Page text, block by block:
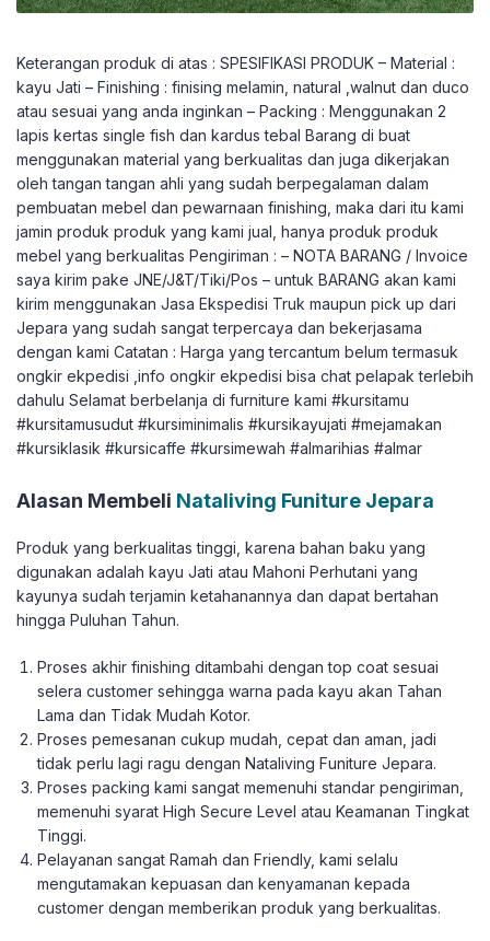
Keterangan produk di atas : SPESIFIKASI PRODUK – Material :
kayu Jati – Finishing : finising melamin, natural ,walnut dan duco
atau sesuai yang anda inginkan – Packing : Menggunakan 2
lapis kertas single fish dan kardus tebal Barang di buat
menggunakan material yang berkualitas dan juga dikerjakan
oleh tangan tangan ahli yang sudah berpegalaman dalam
pembuatan mebel dan pewarnaan finishing, maka dari itu kami
jamin produk produk yang kami jual, hanya produk produk
mebel yang berkualitas Pengiriman : – NOTA BARANG / Invoice
saya kirim pake JNE/J&T/Tiki/Pos – untuk BARANG akan kami
kirim menggunakan Jasa Ekspedisi Truk maupun pick up dari
Jepara yang sudah sangat terpercaya dan bekerjasama
dengan kami Catatan : Harga yang tercantum belum termasuk
ongkir ekpedisi ,info ongkir ekpedisi bisa chat pelapak terlebih
dahulu Selamat berbelanja di furniture kami #kursitamu
#kursitamusudut #kursiminimalis #kursikayujati #mejamakan
#kursiklasik #kursicaffe #kursimewah #almarihias #almar
Alasan Membeli Nataliving Funiture Jepara
Produk yang berkualitas tinggi, karena bahan baku yang
digunakan adalah kayu Jati atau Mahoni Perhutani yang
kayunya sudah terjamin ketahanannya dan dapat bertahan
hingga Puluhan Tahun.
Proses akhir finishing ditambahi dengan top coat sesuai
selera customer sehingga warna pada kayu akan Tahan
Lama dan Tidak Mudah Kotor.
Proses pemesanan cukup mudah, cepat dan aman, jadi
tidak perlu lagi ragu dengan Nataliving Funiture Jepara.
Proses packing kami sangat memenuhi standar pengiriman,
memenuhi syarat High Secure Level atau Keamanan Tingkat
Tinggi.
Pelayanan sangat Ramah dan Friendly, kami selalu
mengutamakan kepuasan dan kenyamanan kepada
customer dengan memberikan produk yang berkualitas.